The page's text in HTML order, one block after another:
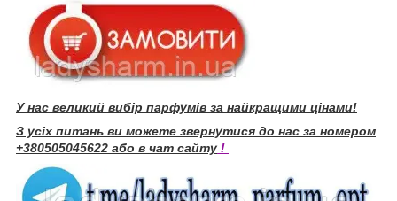
У нас великий вибір парфумів за найкращими цінами!
З усіх питань ви можете звернутися до нас за номером
+380505045622 або в чат сайту !